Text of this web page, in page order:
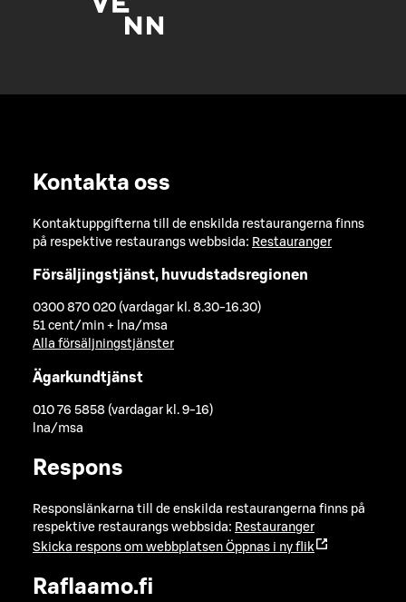
Kontakta oss
Kontaktuppgifterna till de enskilda restaurangerna finns
på respektive restaurangs webbsida: Restauranger
Försäljingstjänst, huvudstadsregionen
0300 870 020 (vardagar kl. 8.30-16.30)
51 cent/min + lna/msa
Alla försäljningstjänster
Ägarkundtjänst
010 76 5858 (vardagar kl. 9-16)
lna/msa
Respons
Responslänkarna till de enskilda restaurangerna finns på
respektive restaurangs webbsida: Restauranger
Skicka respons om webbplatsen Öppnas i ny flik
Raflaamo.fi